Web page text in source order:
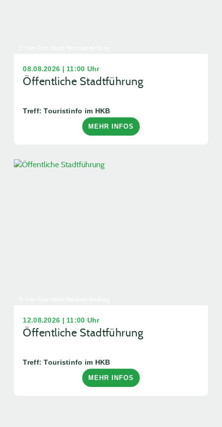
08.08.2026 | 11:00 Uhr
Öffentliche Stadtführung
Treff: Touristinfo im HKB
MEHR INFOS
12.08.2026 | 11:00 Uhr
Öffentliche Stadtführung
Treff: Touristinfo im HKB
MEHR INFOS